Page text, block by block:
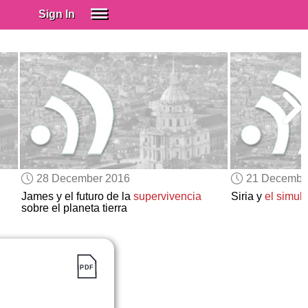
Sign In
Spanish (Spain)
Spanish (Latino)
SUBSCRIBE
EDUCATIONAL LICENSES
GIFT CARDS
OTHER LANGUAGES
ABOUT US
28 December 2016
James y el futuro de la supervivencia
sobre el planeta tierra
21
Siria yel